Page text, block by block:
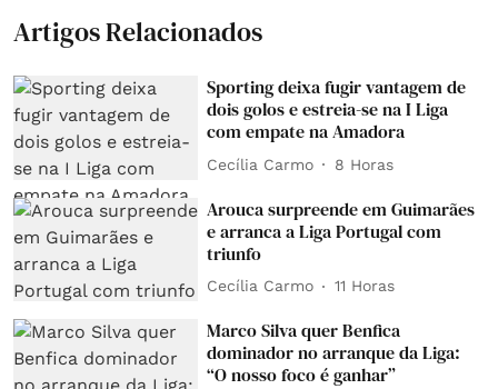
Artigos Relacionados
Sporting deixa fugir vantagem de
dois golos e estreia-se na I Liga
com empate na Amadora
Cecília Carmo 8 Horas
Arouca surpreende em Guimarães
e arranca a Liga Portugal com
triunfo
Cecília Carmo 11 Horas
Marco Silva quer Benfica
dominador no arranque da Liga:
“O nosso foco é ganhar”